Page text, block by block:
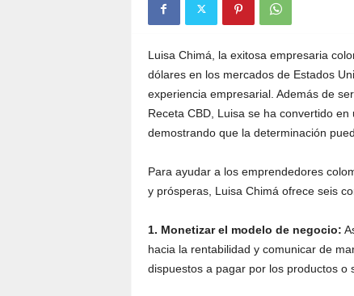
Luisa Chimá, la exitosa empresaria
dólares en los mercados de Estados
experiencia empresarial. Además de
Receta CBD, Luisa se ha convertido
demostrando que la determinación
Para ayudar a los emprendedores
y prósperas, Luisa Chimá ofrece seis
1. Monetizar el modelo de negocio:
hacia la rentabilidad y comunicar de
dispuestos a pagar por los productos o